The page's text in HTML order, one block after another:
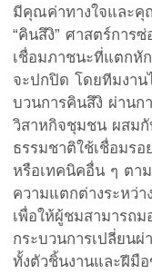
มีคุณค่าทางใจและคุ
“คินสึงิ” ศาสตร์การ
เชื่อมภาชนะที่แตกหั
จะปกปิด โดยทีมงาน
บวนการคินสึงิ ผ่านก
วิสาหกิจชุมชน ผสมกั
ธรรมชาติใช้เชื่อมร
หรือเทคนิคอื่น ๆ ตา
ความแตกต่างระหว่
เพื่อให้ผู้ชมสามารถม
กระบวนการเปลี่ยนผ่
ทั้งตัวชิ้นงานและฝีมือ